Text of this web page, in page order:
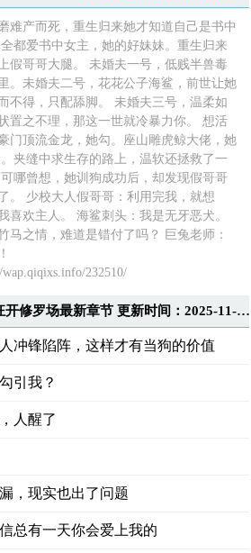
难产而死，重生归来她才知道自己是书中
都爱书中女主，她的好妹妹。重生归来
假哥哥大腿。 未婚夫一号，低贱半兽毒
。未婚夫二号，花花公子海鲨，前世让她
不得，只配舔脚。 未婚夫三号，温柔如
置之不理，那这一世就冷暴力你。 想活
门顶流金龙，她勾。座山雕虎鲸大佬，她
夹缝中求生存的路上，温软还拯救了一
哪曾想，她训狗成功后，却发现假哥哥
。 少校大人假哥哥：利用完我，就想
喜欢主人。 海鲨刺头：我是无牙恶犬。
马之情，难道是错付了吗？ 巨兔老师：
232510/
恶雌装乖，星际大佬们狂开修罗场最新章节 更新时间：2025-11-20T09:56:26
冲锋陷阵，这样才有当狗的价值
引我？
人醒了
，现实也出了问题
总有一天你会爱上我的